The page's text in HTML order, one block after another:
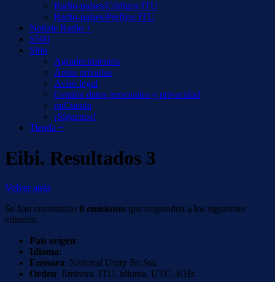
Radio-países/Códigos ITU
Radio-países/Prefijos ITU
Notizie Radio +
S500
Sitio
Agradecimientos
Áreas privadas
Aviso legal
Gestión datos personales y privacidad
miCuenta
¡Síguenos!
Tienda +
Eibi. Resultados 3
Volver atrás
Se han encontrado 0 emisiones que responden a los siguientes
criterios:
País origen:
Idioma:
Emisora: National Unity Bc.Sta.
Orden: Emisora, ITU, idioma, UTC, KHz